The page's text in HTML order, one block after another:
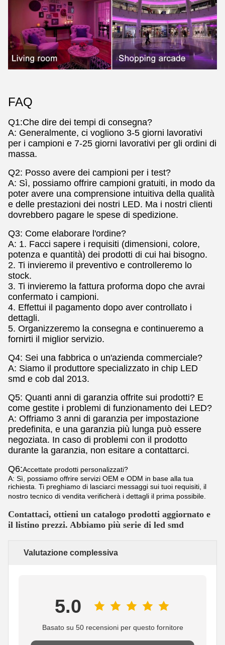
FAQ
Q1:Che dire dei tempi di consegna?
A: Generalmente, ci vogliono 3-5 giorni lavorativi
per i campioni e 7-25 giorni lavorativi per gli ordini di
massa.
Q2: Posso avere dei campioni per i test?
A: Sì, possiamo offrire campioni gratuiti, in modo da
poter avere una comprensione intuitiva della qualità
e delle prestazioni dei nostri LED. Ma i nostri clienti
dovrebbero pagare le spese di spedizione.
Q3: Come elaborare l'ordine?
A: 1. Facci sapere i requisiti (dimensioni, colore,
potenza e quantità) dei prodotti di cui hai bisogno.
2. Ti invieremo il preventivo e controlleremo lo
stock.
3. Ti invieremo la fattura proforma dopo che avrai
confermato i campioni.
4. Effettui il pagamento dopo aver controllato i
dettagli.
5. Organizzeremo la consegna e continueremo a
fornirti il miglior servizio.
Q4: Sei una fabbrica o un'azienda commerciale?
A: Siamo il produttore specializzato in chip LED
smd e cob dal 2013.
Q5: Quanti anni di garanzia offrite sui prodotti? E
come gestite i problemi di funzionamento dei LED?
A: Offriamo 3 anni di garanzia per impostazione
predefinita, e una garanzia più lunga può essere
negoziata. In caso di problemi con il prodotto
durante la garanzia, non esitare a contattarci.
Q6:Accettate prodotti personalizzati?
A: Sì, possiamo offrire servizi OEM e ODM in base alla tua
richiesta. Ti preghiamo di lasciarci messaggi sui tuoi requisiti, il
nostro tecnico di vendita verificherà i dettagli il prima possibile.
Contattaci, ottieni un catalogo prodotti aggiornato e
il listino prezzi. Abbiamo più serie di led smd
Valutazione complessiva
5.0
Basato su 50 recensioni per questo fornitore